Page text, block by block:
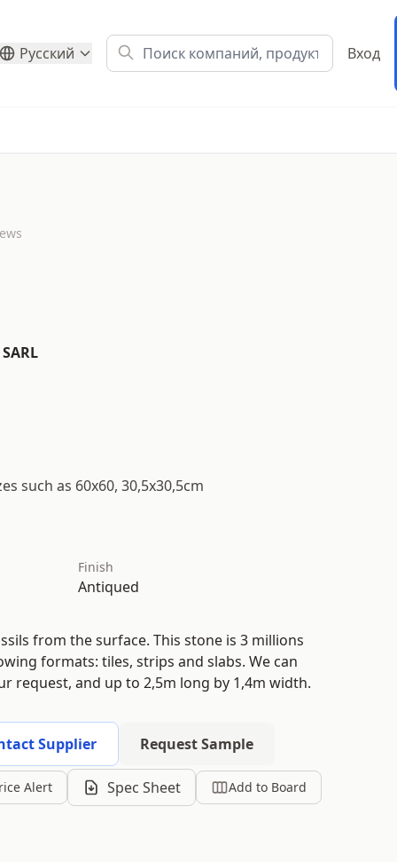
Русский Вход
such as 60x60, 30,5x30,5cm
Finish
Antiqued
from the surface. This stone is 3 millions
formats: tiles, strips and slabs. We can
request, and up to 2,5m long by 1,4m width.
Supplier Request Sample
Alert Spec Sheet Add to Board